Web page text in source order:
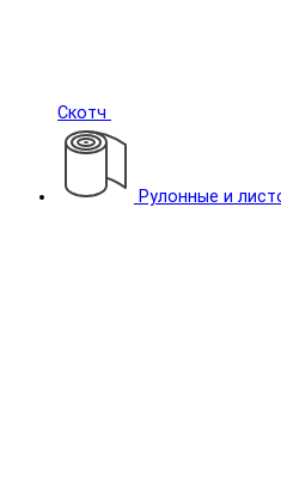
Скотч
Рулонные и